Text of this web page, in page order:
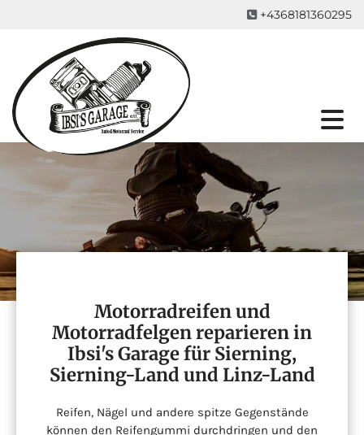
 +4368181360295
Motorradreifen und
Motorradfelgen reparieren in
Ibsi's Garage für Sierning,
Sierning-Land und Linz-Land
Reifen, Nägel und andere spitze Gegenstände
können den Reifengummi durchdringen und den